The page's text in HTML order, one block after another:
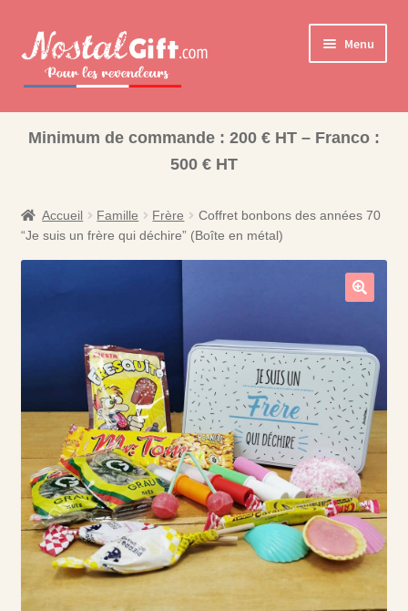
Aller
à
Aller
au
contenu
Menu
Ouvrir
enfant
Bisounours
Minimum de commande : 200 € HT – Franco :
500 € HT
Accueil Famille Frère
Coffret bonbons des années 70
“Je suis un frère qui déchire” (Boîte en métal)